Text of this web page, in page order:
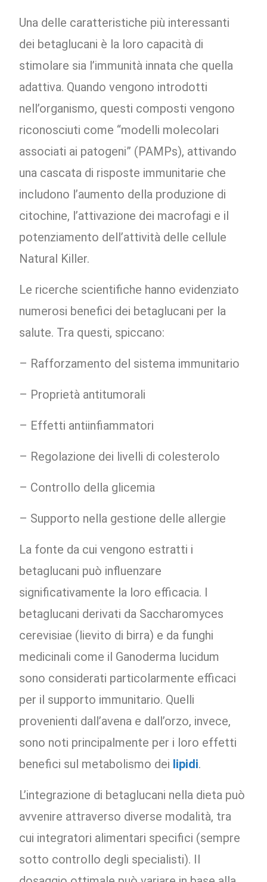
Una delle caratteristiche più interessanti
dei betaglucani è la loro capacità di
stimolare sia l’immunità innata che quella
adattiva. Quando vengono introdotti
nell’organismo, questi composti vengono
riconosciuti come “modelli molecolari
associati ai patogeni” (PAMPs), attivando
una cascata di risposte immunitarie che
includono l’aumento della produzione di
citochine, l’attivazione dei macrofagi e il
potenziamento dell’attività delle cellule
Natural Killer.
Le ricerche scientifiche hanno evidenziato
numerosi benefici dei betaglucani per la
salute. Tra questi, spiccano:
– Rafforzamento del sistema immunitario
– Proprietà antitumorali
– Effetti antiinfiammatori
– Regolazione dei livelli di colesterolo
– Controllo della glicemia
– Supporto nella gestione delle allergie
La fonte da cui vengono estratti i
betaglucani può influenzare
significativamente la loro efficacia. I
betaglucani derivati da Saccharomyces
cerevisiae (lievito di birra) e da funghi
medicinali come il Ganoderma lucidum
sono considerati particolarmente efficaci
per il supporto immunitario. Quelli
provenienti dall’avena e dall’orzo, invece,
sono noti principalmente per i loro effetti
benefici sul metabolismo dei lipidi.
L’integrazione di betaglucani nella dieta può
avvenire attraverso diverse modalità, tra
cui integratori alimentari specifici (sempre
sotto controllo degli specialisti). Il